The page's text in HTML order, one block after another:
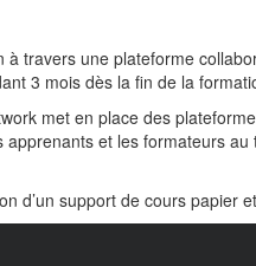
travers une plateforme
3 mois dès la fin de la
met en place des
et les formateurs
d’un support de cours